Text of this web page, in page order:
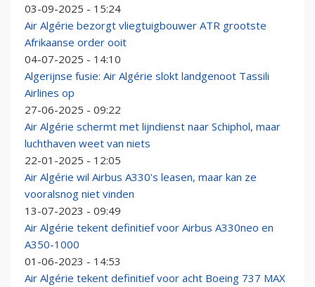
03-09-2025 - 15:24
Air Algérie bezorgt vliegtuigbouwer ATR grootste
Afrikaanse order ooit
04-07-2025 - 14:10
Algerijnse fusie: Air Algérie slokt landgenoot Tassili
Airlines op
27-06-2025 - 09:22
Air Algérie schermt met lijndienst naar Schiphol, maar
luchthaven weet van niets
22-01-2025 - 12:05
Air Algérie wil Airbus A330's leasen, maar kan ze
vooralsnog niet vinden
13-07-2023 - 09:49
Air Algérie tekent definitief voor Airbus A330neo en
A350-1000
01-06-2023 - 14:53
Air Algérie tekent definitief voor acht Boeing 737 MAX